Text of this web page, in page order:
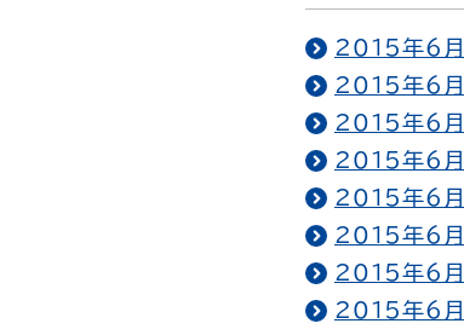
2015年6月
2015年6月
2015年6月
2015年6月
2015年6月
2015年6月
2015年6月
2015年6月